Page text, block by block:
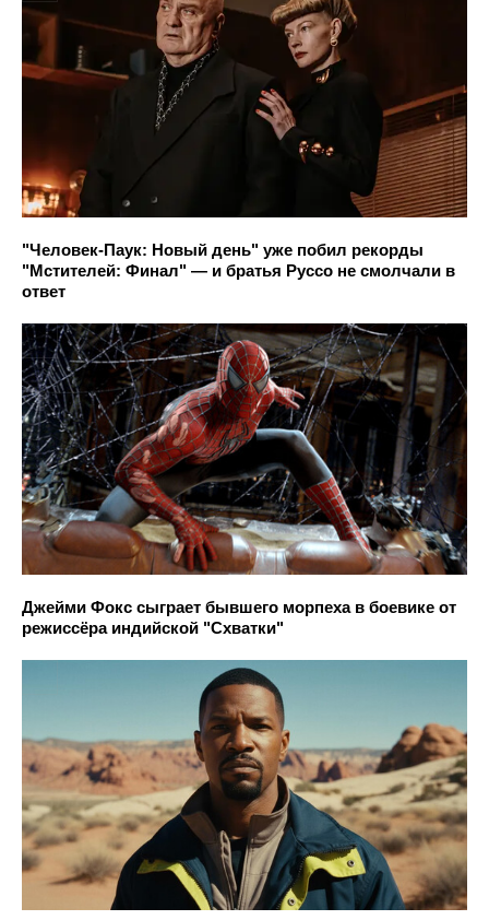
"Человек-Паук: Новый день" уже побил рекорды
"Мстителей: Финал" — и братья Руссо не смолчали в
ответ
Джейми Фокс сыграет бывшего морпеха в боевике от
режиссёра индийской "Схватки"